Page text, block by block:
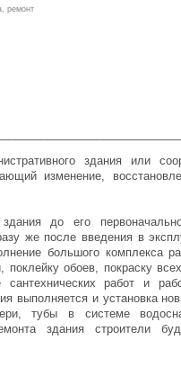
ремонт
здания или
изменение,
до его
же после введения в
большого комплекса
обоев, покраску
сантехнических работ и
выполняется и установка
тубы в системе
здания строители